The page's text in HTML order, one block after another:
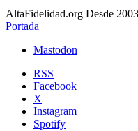
AltaFidelidad.org Desde
Portada
Mastodon
RSS
Facebook
X
Instagram
Spotify